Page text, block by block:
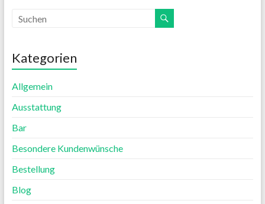
Kategorien
Allgemein
Ausstattung
Bar
Besondere Kundenwünsche
Bestellung
Blog